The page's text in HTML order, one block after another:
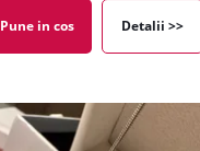
Pune in cos Detalii >>